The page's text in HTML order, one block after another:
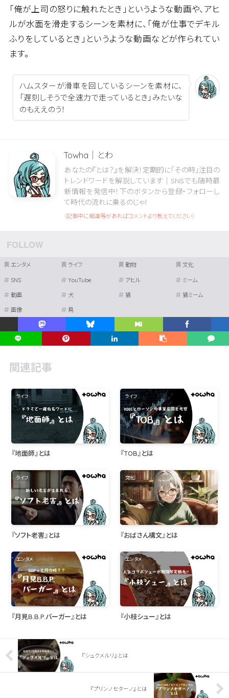
「俺が上司の怒りに触れたとき」というような動画や、アヒ
ルが水面を滑走するシーンを素材に、「俺が仕事でデキル
ふりをしているとき」というような動画などが作られてい
ます。
ハムスターが滑車を回しているシーンを素材に、
「遅刻しそうで全速力で走っているとき」みたいな
のもええのう！
Towha｜とわ
あなたの『とは？』を解決！定期的に「その時」注目の
トレンドワードを解説しています｜SNSでも随時最
新情報を発信中！下のボタンから登録・フォローし
て時代の流れに乗るのじゃ！
〈記事中に相違等があればコメントより教えてください〉
エンタメ ライフ 動物 文化
SNS YouTube アヒル ミーム
動画 犬 猫 猫ミーム
画像 鳥
関連記事
ライフ
『地面師』とは
ライフ
『TOB』とは
ライフ
『ソフト老害』とは
文化
『おばさん構文』とは
エンタメ
『月見B.B.P.バーガー』とは
エンタメ
『小枝シュー』とは
『シュクメルリ』とは
『プリンノセターノ』とは